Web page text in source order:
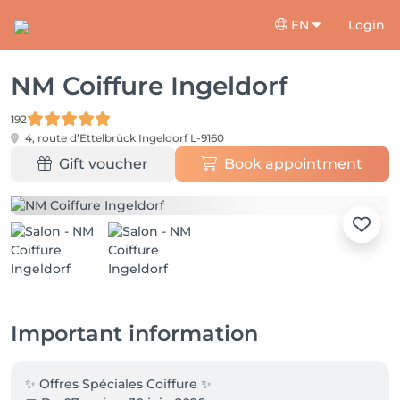
EN Login
NM Coiffure Ingeldorf
192
4, route d’Ettelbrück Ingeldorf L-9160
Gift voucher Book appointment
Important information
✨ Offres Spéciales Coiffure ✨